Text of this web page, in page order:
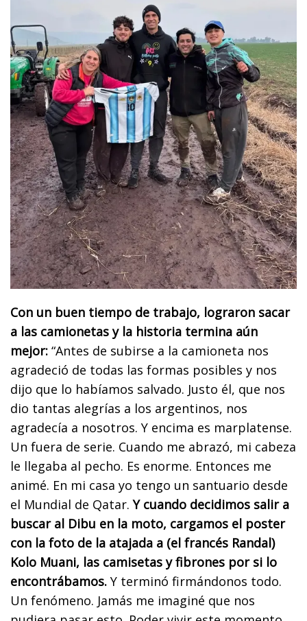
Con un buen tiempo de trabajo, lograron sacar
a las camionetas y la historia termina aún
mejor: “Antes de subirse a la camioneta nos
agradeció de todas las formas posibles y nos
dijo que lo habíamos salvado. Justo él, que nos
dio tantas alegrías a los argentinos, nos
agradecía a nosotros. Y encima es marplatense.
Un fuera de serie. Cuando me abrazó, mi cabeza
le llegaba al pecho. Es enorme. Entonces me
animé. En mi casa yo tengo un santuario desde
el Mundial de Qatar.Y cuando decidimos salir a
buscar al Dibu en la moto, cargamos el poster
con la foto de la atajada a (el francés Randal)
Kolo Muani, las camisetas y fibrones por si lo
encontrábamos. Y terminó firmándonos todo.
Un fenómeno. Jamás me imaginé que nos